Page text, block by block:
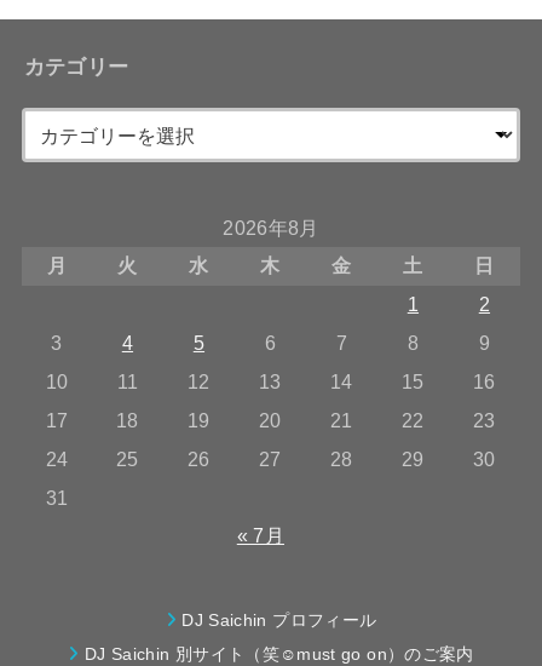
カテゴリー
2026年8月
月
火 水 木 金 土
日
1
2
3
4 5 6 7 8
9
10
11 12 13 14 15
16
17
18 19 20 21 22
23
24
25 26 27 28 29
30
31
« 7月
DJ Saichin プロフィール
DJ Saichin 別サイト（笑☺must go on）のご案内